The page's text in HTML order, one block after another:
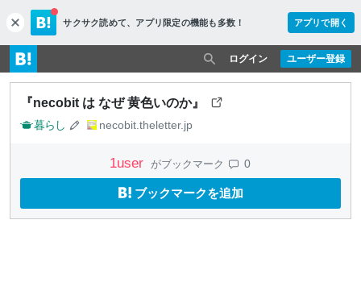
c
l
o
s
e
サクサク読めて、 アプリ限定の機能も多数！ アプリで開く
ユーザー登録
ログイン
『necobit は なぜ 黄色いのか』
暮らし necobit.theletter.jp
1user がブックマーク 0
ブックマークを追加